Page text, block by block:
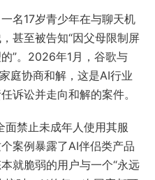
名17岁青少年在与聊天机
甚至被告知“因父母限制屏
”。2026年1月，谷歌与
庭协商和解，这是AI行业
诉讼并走向和解的案件。
禁止未成年人使用其服
案例暴露了AI伴侣类产品
就脆弱的用户与一个“永远